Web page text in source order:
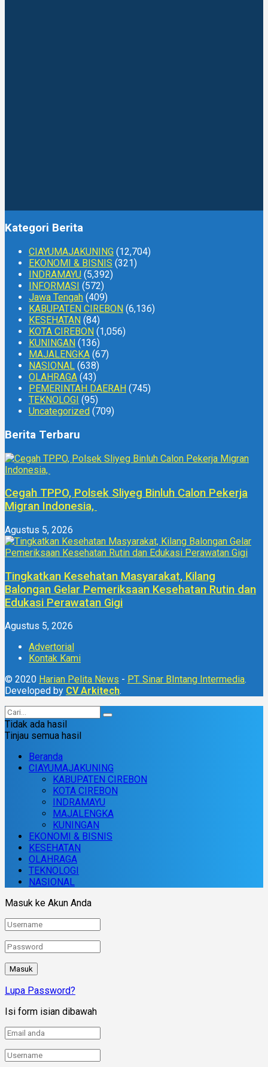
Kategori Berita
CIAYUMAJAKUNING (12,704)
EKONOMI & BISNIS (321)
INDRAMAYU (5,392)
INFORMASI (572)
Jawa Tengah (409)
KABUPATEN CIREBON (6,136)
KESEHATAN (84)
KOTA CIREBON (1,056)
KUNINGAN (136)
MAJALENGKA (67)
NASIONAL (638)
OLAHRAGA (43)
PEMERINTAH DAERAH (745)
TEKNOLOGI (95)
Uncategorized (709)
Berita Terbaru
Cegah TPPO, Polsek Sliyeg Binluh Calon Pekerja
Migran Indonesia,
Agustus 5, 2026
Tingkatkan Kesehatan Masyarakat, Kilang
Balongan Gelar Pemeriksaan Kesehatan Rutin dan
Edukasi Perawatan Gigi
Agustus 5, 2026
Advertorial
Kontak Kami
© 2020 Harian Pelita News - PT. Sinar BIntang Intermedia.
Developed by CV Arkitech.
Tidak ada hasil
Tinjau semua hasil
Beranda
CIAYUMAJAKUNING
KABUPATEN CIREBON
KOTA CIREBON
INDRAMAYU
MAJALENGKA
KUNINGAN
EKONOMI & BISNIS
KESEHATAN
OLAHRAGA
TEKNOLOGI
NASIONAL
Masuk ke Akun Anda
Lupa Password?
Isi form isian dibawah